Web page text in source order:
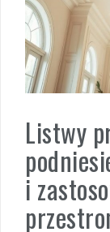
Listwy
i